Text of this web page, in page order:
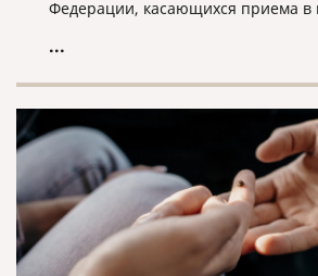
Федерации, касающихся приема в
заключивших контракт на военную
формирования, а также их семьи.
...